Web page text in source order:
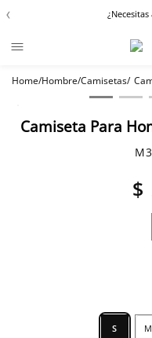
‹
Hombre Camisetas
Camiseta Para
$
S M
Términos más